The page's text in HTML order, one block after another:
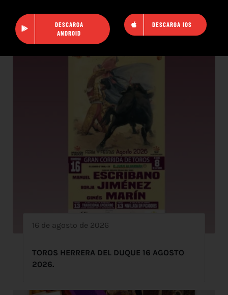
16 de agosto de 2026
TOROS HERRERA DEL DUQUE 16 AGOSTO
2026.
DESCARGA
ANDROID
DESCARGA IOS